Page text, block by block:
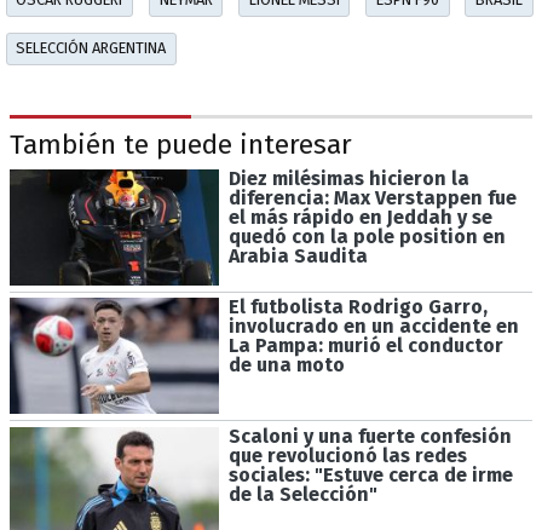
SELECCIÓN ARGENTINA
También te puede interesar
Diez milésimas hicieron la
diferencia: Max Verstappen fue
el más rápido en Jeddah y se
quedó con la pole position en
Arabia Saudita
El futbolista Rodrigo Garro,
involucrado en un accidente en
La Pampa: murió el conductor
de una moto
Scaloni y una fuerte confesión
que revolucionó las redes
sociales: "Estuve cerca de irme
de la Selección"